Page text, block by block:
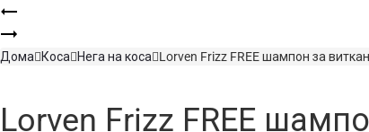
Product
navigation
лак
400ML
Lorvenn
Color
за
мажи
Дома Коса Нега на коса Lorven Frizz FREE шампон за
Lorven Frizz FREE